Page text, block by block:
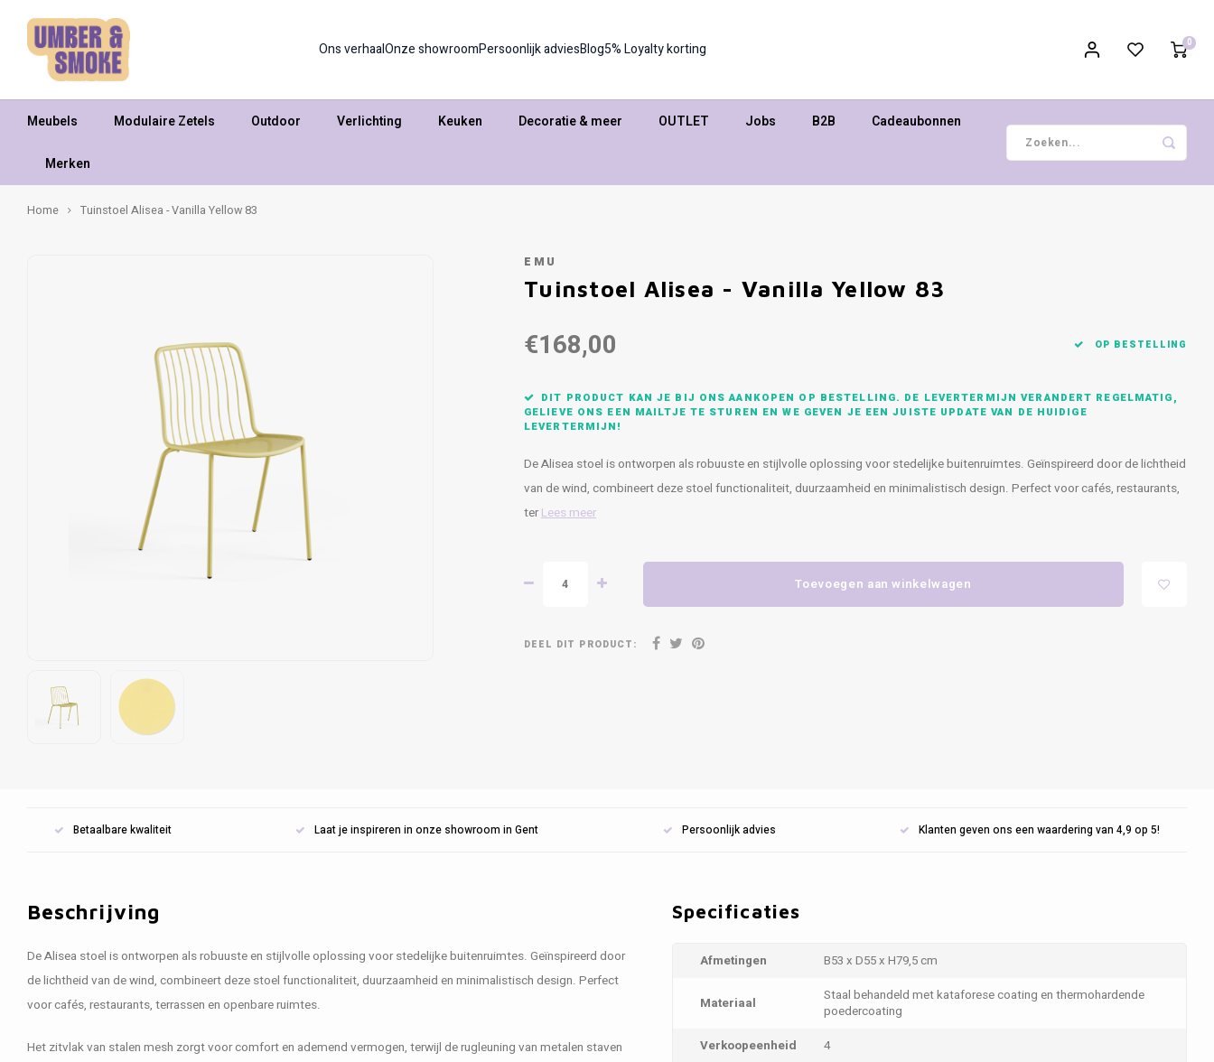
Ons verhaalOnze showroomPersoonlijk adviesBlog5% Loyalty korting 0
Meubels Modulaire Zetels Outdoor Verlichting Keuken Decoratie & meer OUTLET Jobs B2B Cadeaubonnen
Merken
Home Tuinstoel Alisea - Vanilla Yellow 83
EMU
Tuinstoel Alisea - Vanilla Yellow 83
€168,00 OP BESTELLING
DIT PRODUCT KAN JE BIJ ONS AANKOPEN OP BESTELLING. DE LEVERTERMIJN VERANDERT REGELMATIG,
GELIEVE ONS EEN MAILTJE TE STUREN EN WE GEVEN JE EEN JUISTE UPDATE VAN DE HUIDIGE
LEVERTERMIJN!
De Alisea stoel is ontworpen als robuuste en stijlvolle oplossing voor stedelijke buitenruimtes. Geïnspireerd door de lichtheid
van de wind, combineert deze stoel functionaliteit, duurzaamheid en minimalistisch design. Perfect voor cafés, restaurants,
terLees meer
Toevoegen aan winkelwagen
DEEL DIT PRODUCT:
Betaalbare kwaliteit Laat je inspireren in onze showroom in Gent Persoonlijk advies Klanten geven ons een waardering van 4,9 op 5!
Beschrijving
De Alisea stoel is ontworpen als robuuste en stijlvolle oplossing voor stedelijke buitenruimtes. Geïnspireerd door
de lichtheid van de wind, combineert deze stoel functionaliteit, duurzaamheid en minimalistisch design. Perfect
voor cafés, restaurants, terrassen en openbare ruimtes.
Het zitvlak van stalen mesh zorgt voor comfort en ademend vermogen, terwijl de rugleuning van metalen staven
Specificaties
Afmetingen B53 x D55 x H79,5 cm
Materiaal
Staal behandeld met kataforese coating en thermohardende
poedercoating
Verkoopeenheid
4